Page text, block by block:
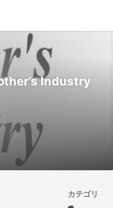
Industry
カテゴリ